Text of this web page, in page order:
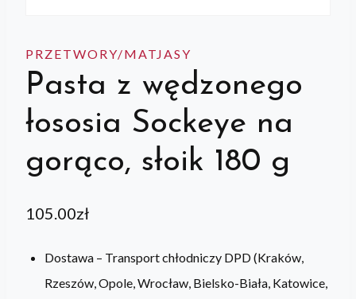
PRZETWORY/MATJASY
Pasta z wędzonego
łososia Sockeye na
gorąco, słoik 180 g
105.00zł
Dostawa – Transport chłodniczy DPD (Kraków,
Rzeszów, Opole, Wrocław, Bielsko-Biała, Katowice,